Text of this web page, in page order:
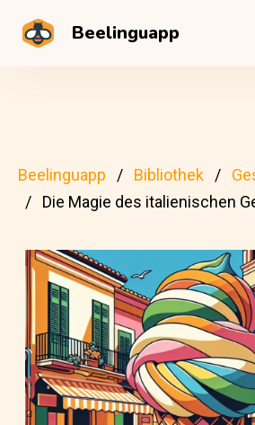
Beelinguapp
Beelinguapp Bibliothek
Die Magie des italienischen